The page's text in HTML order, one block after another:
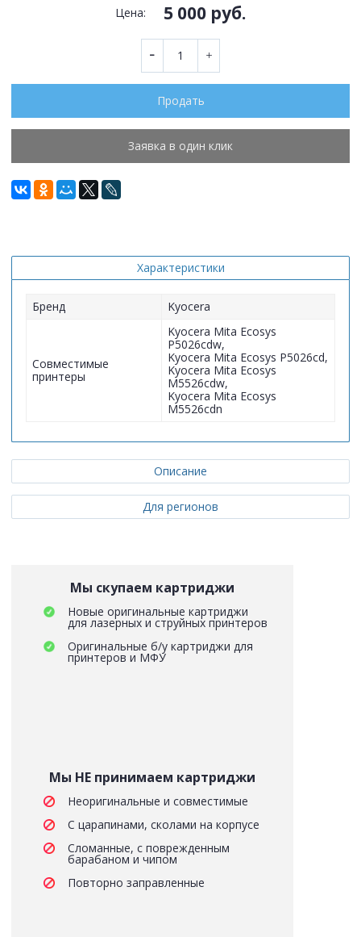
Цена:
5 000 руб.
Продать
Заявка в один клик
Характеристики
Бренд Kyocera
Совместимые
принтеры
Kyocera Mita Ecosys
P5026cdw,
Kyocera Mita Ecosys P5026cd,
Kyocera Mita Ecosys
M5526cdw,
Kyocera Mita Ecosys
M5526cdn
Описание
Для регионов
Мы скупаем картриджи
Новые оригинальные картриджи
для лазерных и струйных принтеров
Оригинальные б/у картриджи для
принтеров и МФУ
Мы НЕ принимаем картриджи
Неоригинальные и совместимые
С царапинами, сколами на корпусе
Сломанные, с поврежденным
барабаном и чипом
Повторно заправленные